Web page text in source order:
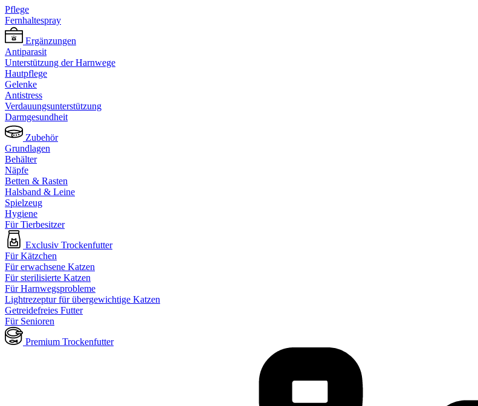
Pflege
Fernhaltespray
Ergänzungen
Antiparasit
Unterstützung der Harnwege
Hautpflege
Gelenke
Antistress
Verdauungsunterstützung
Darmgesundheit
Zubehör
Grundlagen
Behälter
Näpfe
Betten & Rasten
Halsband & Leine
Spielzeug
Hygiene
Für Tierbesitzer
Exclusiv Trockenfutter
Für Kätzchen
Für erwachsene Katzen
Für sterilisierte Katzen
Für Harnwegsprobleme
Lightrezeptur für übergewichtige Katzen
Getreidefreies Futter
Für Senioren
Premium Trockenfutter